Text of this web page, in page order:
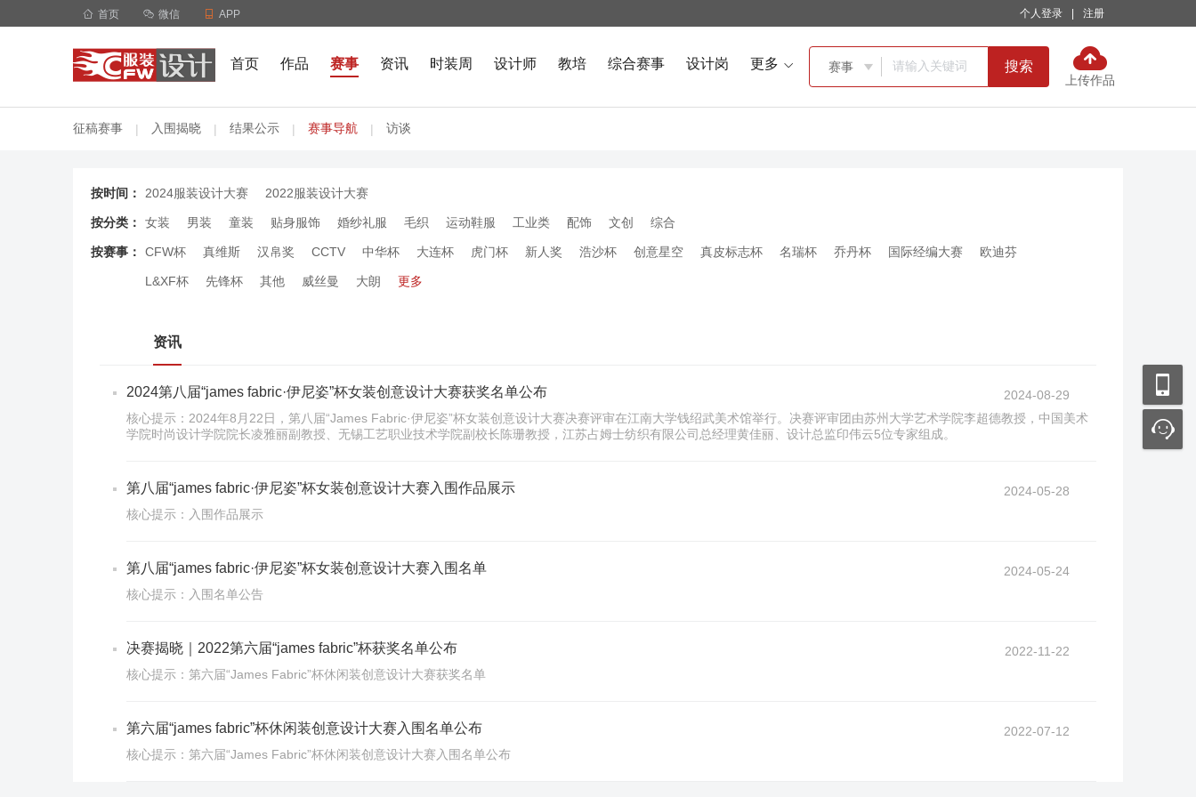
 首页  微信  APP 个人登录 注册
首页 作品 赛事 资讯 时装周 设计师 教培 综合赛事 设计岗 更多  赛事  搜索
上传作品
征稿赛事 | 入围揭晓 | 结果公示 | 赛事导航 | 访谈
按时间： 2024服装设计大赛 2022服装设计大赛
按分类： 女装 男装 童装 贴身服饰 婚纱礼服 毛织 运动鞋服 工业类 配饰 文创 综合
按赛事： CFW杯 真维斯 汉帛奖 CCTV 中华杯 大连杯 虎门杯 新人奖 浩沙杯 创意星空 真皮标志杯 名瑞杯 乔丹杯 国际经编大赛 欧迪芬
L&XF杯 先锋杯 其他 威丝曼 大朗 更多
资讯
2024第八届“james fabric·伊尼姿”杯女装创意设计大赛获奖名单公布
2024-08-29
核心提示：2024年8月22日，第八届“James Fabric·伊尼姿”杯女装创意设计大赛决赛评审在江南大学钱绍武美术馆举行。决赛评审团由苏州大学艺术学院李超德教授，中国美术
学院时尚设计学院院长凌雅丽副教授、无锡工艺职业技术学院副校长陈珊教授，江苏占姆士纺织有限公司总经理黄佳丽、设计总监印伟云5位专家组成。
第八届“james fabric·伊尼姿”杯女装创意设计大赛入围作品展示
2024-05-28
核心提示：入围作品展示
第八届“james fabric·伊尼姿”杯女装创意设计大赛入围名单
2024-05-24
核心提示：入围名单公告
决赛揭晓｜2022第六届“james fabric”杯获奖名单公布
2022-11-22
核心提示：第六届“James Fabric”杯休闲装创意设计大赛获奖名单
第六届“james fabric”杯休闲装创意设计大赛入围名单公布
2022-07-12
核心提示：第六届“James Fabric”杯休闲装创意设计大赛入围名单公布